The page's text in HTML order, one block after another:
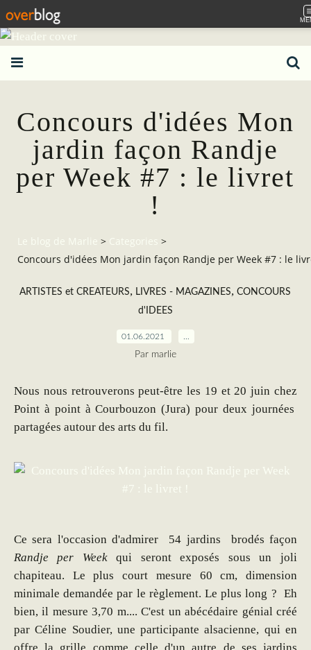
Concours d'idées Mon
jardin façon Randje
per Week #7 : le livret
!
Le blog de Marlie > Categories
>
Concours d'idées Mon jardin façon Randje per Week #7 : le
ARTISTES et CREATEURS, LIVRES - MAGAZINES,CONCOURS
d'IDEES
01.06.2021
Par marlie
Nous nous retrouverons peut-être les 19 et 20 juin chez
Point à point à Courbouzon (Jura) pour deux journées
partagées autour des arts du fil.
Ce sera l'occasion d'admirer 54 jardins brodés façon
Randje per Weekqui seront exposés sous un joli
chapiteau. Le plus court mesure 60 cm, dimension
minimale demandée par le règlement. Le plus long ? Eh
bien, il mesure 3,70 m.... C'est un abécédaire génial créé
par Céline Soudier, une participante alsacienne, qui en